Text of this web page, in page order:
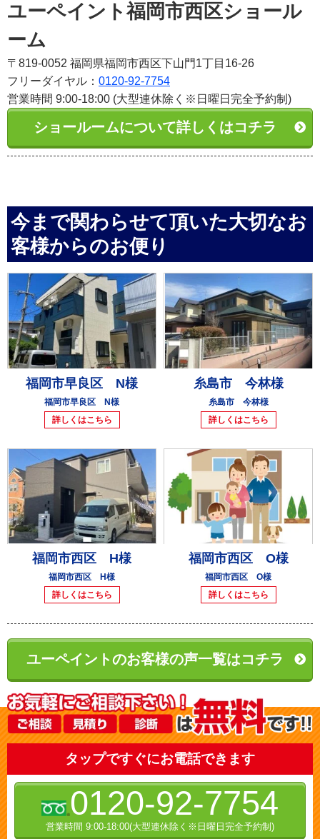
ユーペイント福岡市西区ショール
ーム
〒819-0052 福岡県福岡市西区下山門1丁目16-26
フリーダイヤル： 0120-92-7754
営業時間 9:00-18:00 (大型連休除く※日曜日完全予約制)
ショールームについて詳しくはコチラ
今まで関わらせて頂いた大切なお
客様からのお便り
福岡市早良区 N様
福岡市早良区 N様
詳しくはこちら
糸島市 今林様
糸島市 今林様
詳しくはこちら
福岡市西区 H様
福岡市西区 H様
詳しくはこちら
福岡市西区 O様
福岡市西区 O様
詳しくはこちら
ユーペイントのお客様の声一覧はコチラ
タップですぐにお電話できます
0120-92-7754
営業時間 9:00-18:00(大型連休除く※日曜日完全予約制)